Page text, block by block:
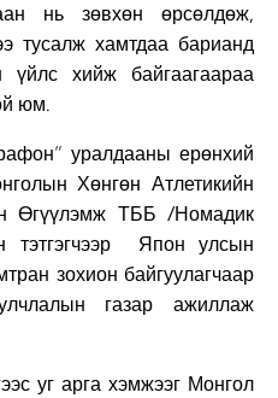
нь зөвхөн өрсөлдөж,
тусалж хамтдаа барианд
хийж байгаагаараа
юм.
уралдааны ерөнхий
Хөнгөн Атлетикийн
Өгүүлэмж ТББ /Номадик
тэтгэгчээр Япон улсын
зохион байгуулагчаар
газар ажиллаж
уг арга хэмжээг Монгол